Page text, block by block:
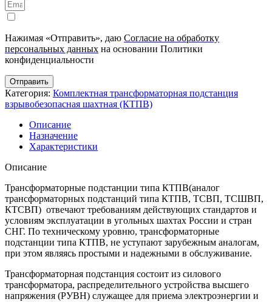
Нажимая «Отправить», даю Согласие на обработку
персональных данных на основании Политики
конфиденциальности
Отправить
Категория: Комплектная трансформаторная подстанция
взрывобезопасная шахтная (КТПВ)
Описание
Назначение
Характеристики
Описание
Трансформаторные подстанции типа КТПВ(аналог
трансформаторных подстанций типа КТПВ, ТСВП, ТСШВП,
КТСВП) отвечают требованиям действующих стандартов и
условиям эксплуатации в угольных шахтах России и стран
СНГ. По техническому уровню, трансформаторные
подстанции типа КТПВ, не уступают зарубежным аналогам,
при этом являясь простыми и надежными в обслуживание.
Трансформаторная подстанция состоит из силового
трансформатора, распределительного устройства высшего
напряжения (РУВН) служащее для приема электроэнергии и